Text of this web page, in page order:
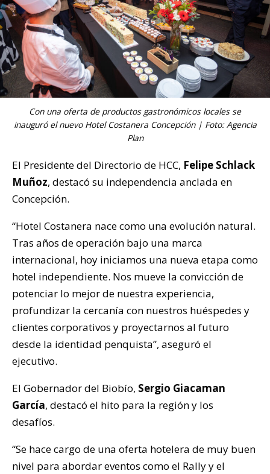
Con una oferta de productos gastronómicos locales se
inauguró el nuevo Hotel Costanera Concepción | Foto: Agencia
Plan
El Presidente del Directorio de HCC, Felipe Schlack
Muñoz, destacó su independencia anclada en
Concepción.
“Hotel Costanera nace como una evolución natural.
Tras años de operación bajo una marca
internacional, hoy iniciamos una nueva etapa como
hotel independiente. Nos mueve la convicción de
potenciar lo mejor de nuestra experiencia,
profundizar la cercanía con nuestros huéspedes y
clientes corporativos y proyectarnos al futuro
desde la identidad penquista”, aseguró el
ejecutivo.
El Gobernador del Biobío, Sergio Giacaman
García, destacó el hito para la región y los
desafíos.
“Se hace cargo de una oferta hotelera de muy buen
nivel para abordar eventos como el Rally y el